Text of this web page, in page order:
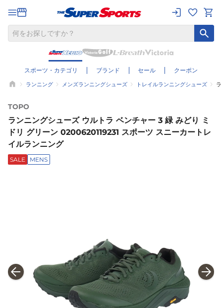
スポーツ・カテゴリ ブランド セール クーポン
ランニング メンズランニングシューズ トレイルランニングシューズ
TOPO
ランニングシューズ ウルトラ ベンチャー 3 緑 みどり ミ
ドリ グリーン 0200620119231 スポーツ スニーカートレ
イルランニング
SALE MENS